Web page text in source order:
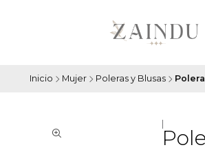
Inicio Mujer Poleras y Blusas